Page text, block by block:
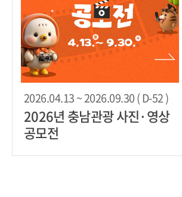
2026.04.13 ~ 2026.09.30 ( D-52 )
2026년 충남관광 사진·영상
공모전